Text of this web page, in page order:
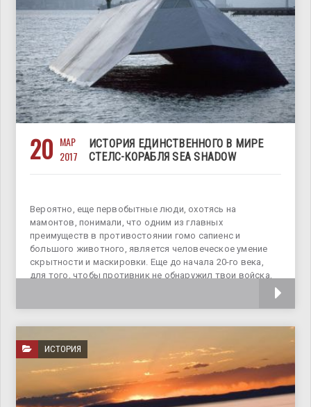
20 МАР
2017
ИСТОРИЯ ЕДИНСТВЕННОГО В МИРЕ
СТЕЛС-КОРАБЛЯ SEA SHADOW
Вероятно, еще первобытные люди, охотясь на
мамонтов, понимали, что одним из главных
преимуществ в противостоянии гомо сапиенс и
большого животного, является человеческое умение
скрытности и маскировки. Еще до начала 20-го века,
для того, чтобы противник не обнаружил твои войска,
ИСТОРИЯ